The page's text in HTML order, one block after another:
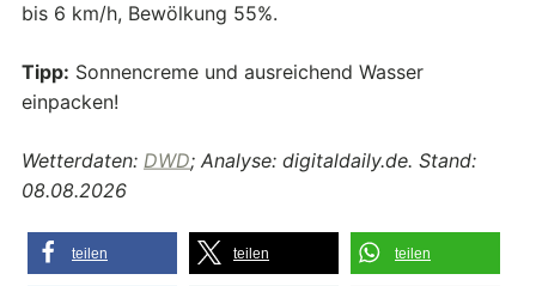
bis 6 km/h, Bewölkung 55%.
Tipp: Sonnencreme und ausreichend Wasser
einpacken!
Wetterdaten: DWD; Analyse: digitaldaily.de. Stand:
08.08.2026
teilen teilen teilen